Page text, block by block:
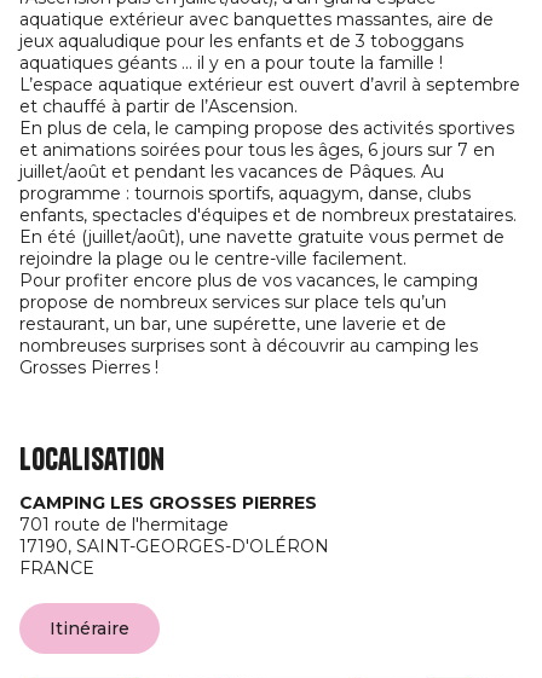
aquatique extérieur avec banquettes massantes, aire de
jeux aqualudique pour les enfants et de 3 toboggans
aquatiques géants ... il y en a pour toute la famille !
L’espace aquatique extérieur est ouvert d’avril à septembre
et chauffé à partir de l’Ascension.
En plus de cela, le camping propose des activités sportives
et animations soirées pour tous les âges, 6 jours sur 7 en
juillet/août et pendant les vacances de Pâques. Au
programme : tournois sportifs, aquagym, danse, clubs
enfants, spectacles d'équipes et de nombreux prestataires.
En été (juillet/août), une navette gratuite vous permet de
rejoindre la plage ou le centre-ville facilement.
Pour profiter encore plus de vos vacances, le camping
propose de nombreux services sur place tels qu’un
restaurant, un bar, une supérette, une laverie et de
nombreuses surprises sont à découvrir au camping les
Grosses Pierres !
Localisation
CAMPING LES GROSSES PIERRES
701 route de l'hermitage
17190, SAINT-GEORGES-D'OLÉRON
FRANCE
Itinéraire